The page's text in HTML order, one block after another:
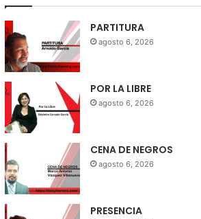
PARTITURA
agosto 6, 2026
POR LA LIBRE
agosto 6, 2026
CENA DE NEGROS
agosto 6, 2026
PRESENCIA